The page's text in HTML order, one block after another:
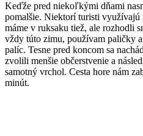
Keďže pred niekoľkými dňami
pomalšie. Niektorí turisti
máme v ruksaku tiež, ale rozhodli
vždy túto zimu, používam paličky
palíc. Tesne pred koncom sa
zvolili menšie občerstvenie a
samotný vrchol. Cesta hore nám
minút.